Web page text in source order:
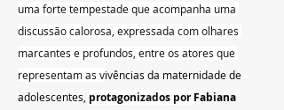
uma forte tempestade que acompanha uma
discussão calorosa, expressada com olhares
marcantes e profundos, entre os atores que
representam as vivências da maternidade de
adolescentes, protagonizados por Fabiana